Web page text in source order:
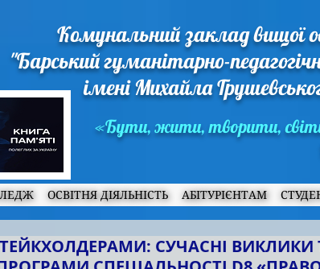
Комунальний заклад вищої
"Барський гуманітарно-
імені Михайла
«Бути, жити, творити,
ОСВІТНЯ ДІЯЛЬНІСТЬ АБІТУРІЄНТАМ
СУЧАСНІ ВИКЛИКИ